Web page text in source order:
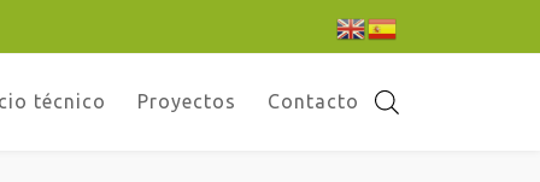
técnico Proyectos Contacto